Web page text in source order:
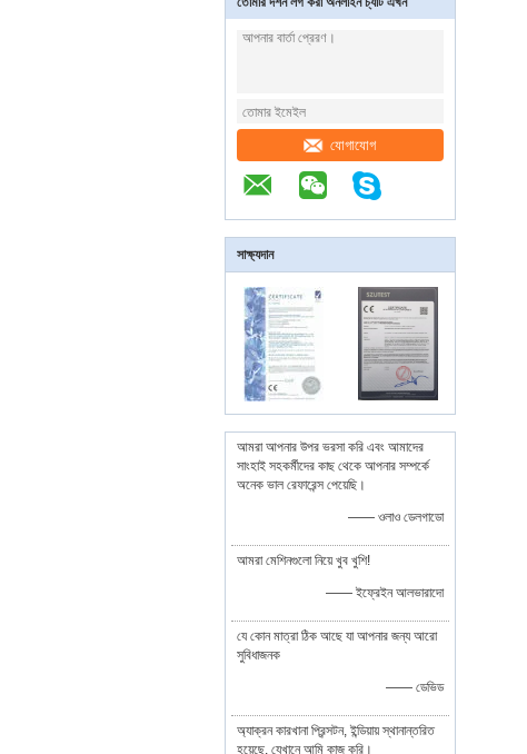
যোগাযোগ
সাক্ষ্যদান
আমরা আপনার উপর ভরসা করি এবং আমাদের
সাংহাই সহকর্মীদের কাছ থেকে আপনার সম্পর্কে
অনেক ভাল রেফারেন্স পেয়েছি।
—— ওলাও ডেলগাডো
আমরা মেশিনগুলো নিয়ে খুব খুশি!
—— ইফ্রেইন আলভারাদো
যে কোন মাত্রা ঠিক আছে যা আপনার জন্য আরো
সুবিধাজনক
—— ডেভিড
অ্যাক্রন কারখানা প্রিন্সটন, ইন্ডিয়ায় স্থানান্তরিত
হয়েছে, যেখানে আমি কাজ করি।